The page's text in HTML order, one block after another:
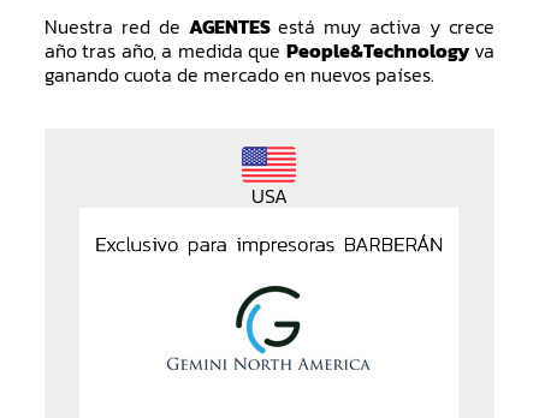
Nuestra red de AGENTESestá muy activa y crece
año tras año, a medida que People&Technologyva
ganando cuota de mercado en nuevos países.
USA